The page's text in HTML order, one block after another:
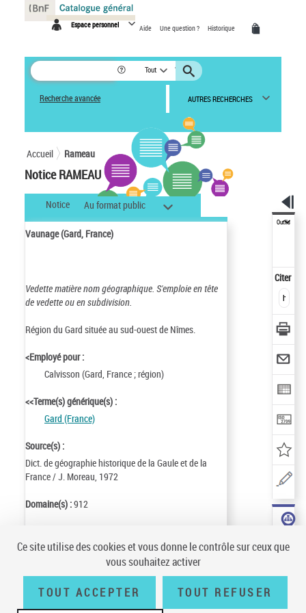
Espace personnel Aide Une question ? Historique
Tout
Recherche avancée AUTRES RECHERCHES
Accueil Rameau
Notice RAMEAU
Notice Au format public
Vaunage (Gard, France)
Vedette matière nom géographique. S'emploie en tête
de vedette ou en subdivision.
Région du Gard située au sud-ouest de Nîmes.
<Employé pour :
Calvisson (Gard, France ; région)
<<Terme(s) générique(s) :
Gard (France)
Source(s) :
Dict. de géographie historique de la Gaule et de la
France / J. Moreau, 1972
Domaine(s) :912
Notice n° :FRBNF11972440
Mise à jour :08/11/28
Outils
Citer
Panneau de gestion des cookies
Ce site utilise des cookies et vous donne le contrôle sur ceux que
vous souhaitez activer
TOUT ACCEPTER TOUT REFUSER